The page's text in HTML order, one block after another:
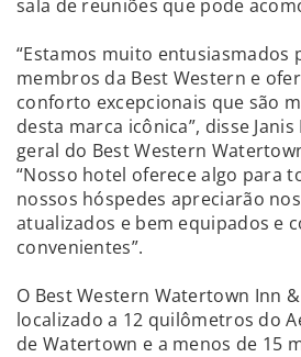
sala de reuniões que pode
“Estamos muito entusiasmados
membros da Best Western e
conforto excepcionais que são
desta marca icônica”, disse
geral do Best Western
“Nosso hotel oferece algo para
nossos hóspedes apreciarão
atualizados e bem equipados e
convenientes”.
O Best Western Watertown Inn
localizado a 12 quilômetros do
de Watertown e a menos de 15